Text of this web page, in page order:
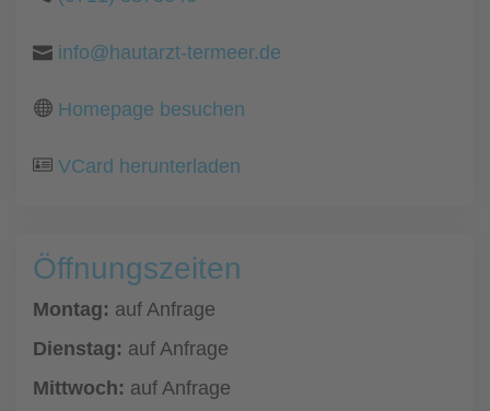
info@hautarzt-termeer.de
Homepage besuchen
VCard herunterladen
Öffnungszeiten
Montag: auf Anfrage
Dienstag: auf Anfrage
Mittwoch: auf Anfrage